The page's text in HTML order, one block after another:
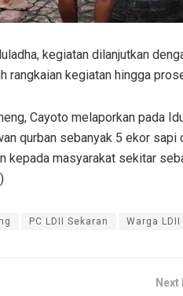
kegiatan dilanjutkan
rangkaian kegiatan hingga
Cayoto melaporkan pada
qurban sebanyak 5 ekor
kepada masyarakat sekitar
PC LDII Sekaran Warga
Next